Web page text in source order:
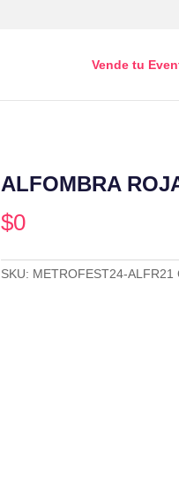
Vende tu
ALFOMBRA
$0
SKU: METROFEST24-ALFR21